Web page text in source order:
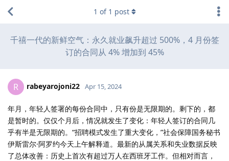
千禧一代的新鲜空气：永久就业飙升超过 500%，4 月份签
订的合同从 4% 增加到 45%
1 of 1 post
R rabeyarojoni22 Apr 15, 2024
年月，年轻人签署的每份合同中，只有份是无限期的。剩下的，都
是暂时的。仅仅个月后，情况就发生了变化：年轻人签订的合同几
乎有半是无限期的。“招聘模式发生了重大变化，”社会保障国务秘书
伊斯雷尔·阿罗约今天上午解释道。最新的从属关系和失业数据反映
了总体改善：历史上首次有超过万人在西班牙工作。但相对而言，